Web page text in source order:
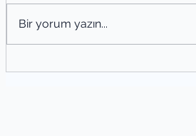
Bir yorum yazın...